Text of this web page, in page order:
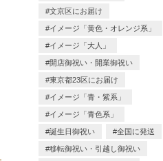
文京区にお届け
イメージ「黄色・オレンジ系」
イメージ「大人」
開店御祝い・開業御祝い
東京都23区にお届け
イメージ「青・紫系」
イメージ「青色系」
誕生日御祝い 全国に発送
移転御祝い・引越し御祝い